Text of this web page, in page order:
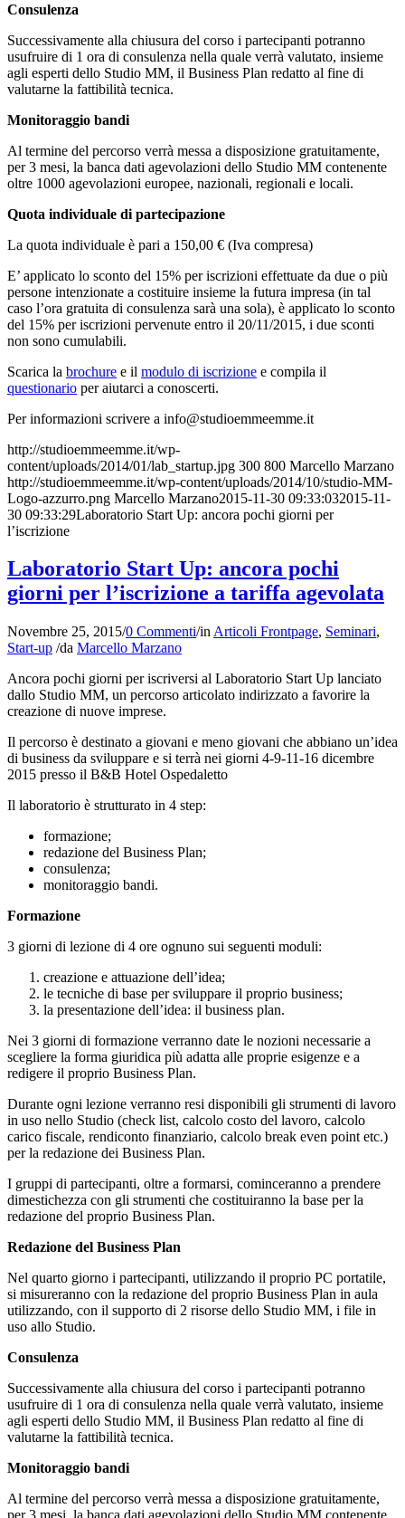
Consulenza
Successivamente alla chiusura del corso i partecipanti potranno
usufruire di 1 ora di consulenza nella quale verrà valutato, insieme
agli esperti dello Studio MM, il Business Plan redatto al fine di
valutarne la fattibilità tecnica.
Monitoraggio bandi
Al termine del percorso verrà messa a disposizione gratuitamente,
per 3 mesi, la banca dati agevolazioni dello Studio MM contenente
oltre 1000 agevolazioni europee, nazionali, regionali e locali.
Quota individuale di partecipazione
La quota individuale è pari a 150,00 € (Iva compresa)
E’ applicato lo sconto del 15% per iscrizioni effettuate da due o più
persone intenzionate a costituire insieme la futura impresa (in tal
caso l’ora gratuita di consulenza sarà una sola), è applicato lo sconto
del 15% per iscrizioni pervenute entro il 20/11/2015, i due sconti
non sono cumulabili.
Scarica la brochure e il modulo di iscrizione e compila il
questionario per aiutarci a conoscerti.
Per informazioni scrivere a info@studioemmeemme.it
http://studioemmeemme.it/wp-
content/uploads/2014/01/lab_startup.jpg 300 800 Marcello Marzano
http://studioemmeemme.it/wp-content/uploads/2014/10/studio-MM-
Logo-azzurro.png Marcello Marzano2015-11-30 09:33:032015-11-
30 09:33:29Laboratorio Start Up: ancora pochi giorni per
l’iscrizione
Laboratorio Start Up: ancora pochi
giorni per l’iscrizione a tariffa agevolata
Novembre 25, 2015/0 Commenti/in Articoli Frontpage, Seminari,
Start-up /da Marcello Marzano
Ancora pochi giorni per iscriversi al Laboratorio Start Up lanciato
dallo Studio MM, un percorso articolato indirizzato a favorire la
creazione di nuove imprese.
Il percorso è destinato a giovani e meno giovani che abbiano un’idea
di business da sviluppare e si terrà nei giorni 4-9-11-16 dicembre
2015 presso il B&B Hotel Ospedaletto
Il laboratorio è strutturato in 4 step:
formazione;
redazione del Business Plan;
consulenza;
monitoraggio bandi.
Formazione
3 giorni di lezione di 4 ore ognuno sui seguenti moduli:
creazione e attuazione dell’idea;
le tecniche di base per sviluppare il proprio business;
la presentazione dell’idea: il business plan.
Nei 3 giorni di formazione verranno date le nozioni necessarie a
scegliere la forma giuridica più adatta alle proprie esigenze e a
redigere il proprio Business Plan.
Durante ogni lezione verranno resi disponibili gli strumenti di lavoro
in uso nello Studio (check list, calcolo costo del lavoro, calcolo
carico fiscale, rendiconto finanziario, calcolo break even point etc.)
per la redazione dei Business Plan.
I gruppi di partecipanti, oltre a formarsi, cominceranno a prendere
dimestichezza con gli strumenti che costituiranno la base per la
redazione del proprio Business Plan.
Redazione del Business Plan
Nel quarto giorno i partecipanti, utilizzando il proprio PC portatile,
si misureranno con la redazione del proprio Business Plan in aula
utilizzando, con il supporto di 2 risorse dello Studio MM, i file in
uso allo Studio.
Consulenza
Successivamente alla chiusura del corso i partecipanti potranno
usufruire di 1 ora di consulenza nella quale verrà valutato, insieme
agli esperti dello Studio MM, il Business Plan redatto al fine di
valutarne la fattibilità tecnica.
Monitoraggio bandi
Al termine del percorso verrà messa a disposizione gratuitamente,